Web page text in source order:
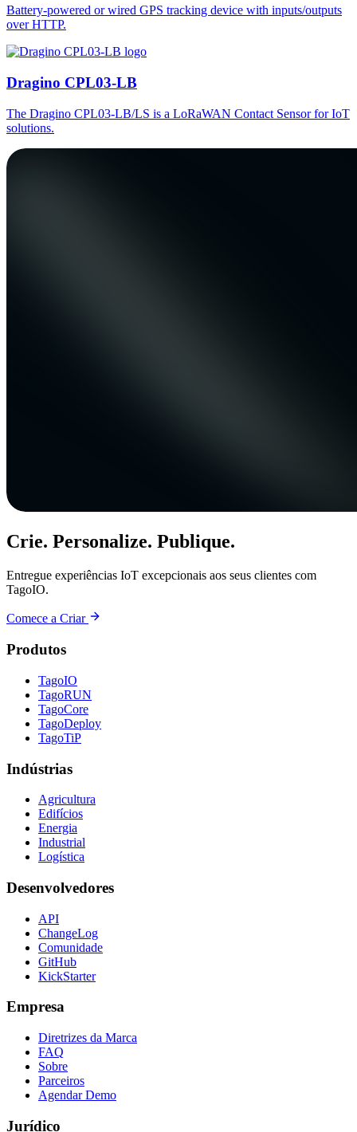
Battery-powered or wired GPS tracking device with inputs/outputs
over HTTP.
Dragino CPL03-LB
The Dragino CPL03-LB/LS is a LoRaWAN Contact Sensor for IoT
solutions.
Crie. Personalize. Publique.
Entregue experiências IoT excepcionais aos seus clientes com
TagoIO.
Comece a Criar
Produtos
TagoIO
TagoRUN
TagoCore
TagoDeploy
TagoTiP
Indústrias
Agricultura
Edifícios
Energia
Industrial
Logística
Desenvolvedores
API
ChangeLog
Comunidade
GitHub
KickStarter
Empresa
Diretrizes da Marca
FAQ
Sobre
Parceiros
Agendar Demo
Jurídico